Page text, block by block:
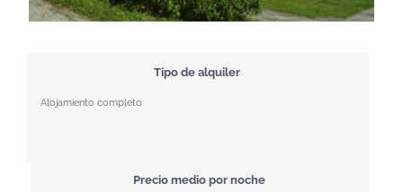
Tipo de alquiler
Alojamiento completo
Precio medio por noche